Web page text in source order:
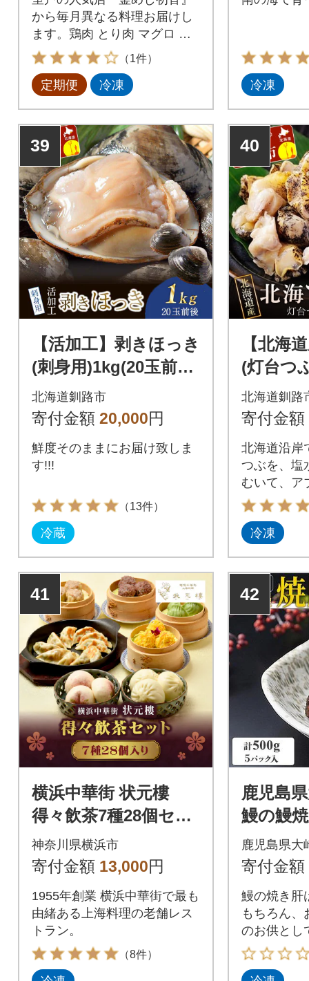
から毎月異なる料理お届けし
ます。鶏肉 とり肉 マグロ 鮪
サバ 鯖 煮付け 旬 魚 釜めし
ながれこ とこぶし 煮物 チキ
ンカツ 漬け 刺身 刺し身 さし
かず 料理 冷凍 おすすめ 1000
00円 お手軽 簡単 魚介
（1件）
定期便 冷凍 冷凍
39
【活加工】剥きほっき
(刺身用)1kg(20玉前後)
×1袋 ほっき ほっき貝
ホッキ
北海道釧路市
寄付金額 20,000円
鮮度そのままにお届け致しま
す!!!
（13件）
冷蔵
40
【北海
(灯台つ
北海道釧路
寄付金額
北海道沿岸
つぶを、塩
むいて、ア
り除き、解
に食べられ
した。
冷凍
41
横浜中華街 状元樓
得々飲茶7種28個セッ
ト|自家製点心を急速
冷凍。おいしさその
神奈川県横浜市
寄付金額 13,000円
1955年創業 横浜中華街で最も
由緒ある上海料理の老舗レス
トラン。
（8件）
42
鹿児島
鰻の鰻
ット
鹿児島県大
寄付金額
鰻の焼き肝
もちろん、
のお供とし